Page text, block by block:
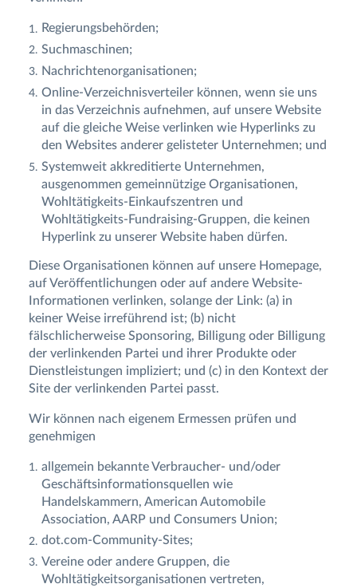
Regierungsbehörden;
Suchmaschinen;
Nachrichtenorganisationen;
Online-Verzeichnisverteiler können, wenn sie uns
in das Verzeichnis aufnehmen, auf unsere Website
auf die gleiche Weise verlinken wie Hyperlinks zu
den Websites anderer gelisteter Unternehmen; und
Systemweit akkreditierte Unternehmen,
ausgenommen gemeinnützige Organisationen,
Wohltätigkeits-Einkaufszentren und
Wohltätigkeits-Fundraising-Gruppen, die keinen
Hyperlink zu unserer Website haben dürfen.
Diese Organisationen können auf unsere Homepage,
auf Veröffentlichungen oder auf andere Website-
Informationen verlinken, solange der Link: (a) in
keiner Weise irreführend ist; (b) nicht
fälschlicherweise Sponsoring, Billigung oder Billigung
der verlinkenden Partei und ihrer Produkte oder
Dienstleistungen impliziert; und (c) in den Kontext der
Site der verlinkenden Partei passt.
Wir können nach eigenem Ermessen prüfen und
genehmigen
allgemein bekannte Verbraucher- und/oder
Geschäftsinformationsquellen wie
Handelskammern, American Automobile
Association, AARP und Consumers Union;
dot.com-Community-Sites;
Vereine oder andere Gruppen, die
Wohltätigkeitsorganisationen vertreten,